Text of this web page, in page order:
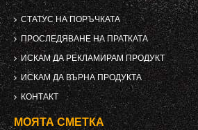
СТАТУС НА ПОРЪЧКАТА
ПРОСЛЕДЯВАНЕ НА ПРАТКАТА
ИСКАМ ДА РЕКЛАМИРАМ ПРОДУКТ
ИСКАМ ДА ВЪРНА ПРОДУКТА
КОНТАКТ
МОЯТА СМЕТКА